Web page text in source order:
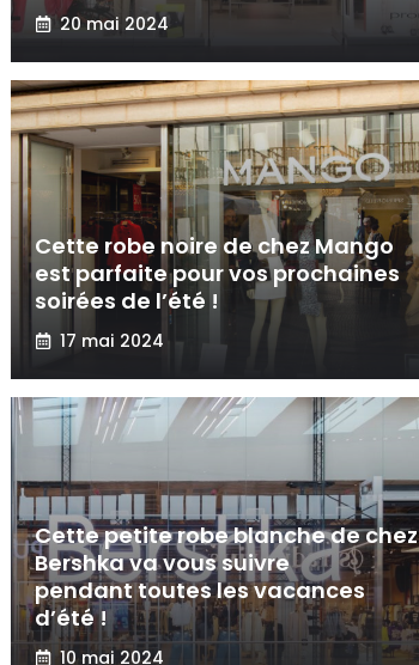
20 mai 2024
Cette robe noire de chez Mango
est parfaite pour vos prochaines
soirées de l’été !
17 mai 2024
Cette petite robe blanche de chez
Bershka va vous suivre
pendant toutes les vacances
d’été !
10 mai 2024